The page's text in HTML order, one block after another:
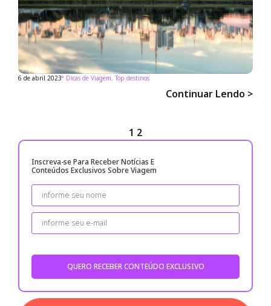
6 de abril 2023° Dicas de Viagem, Top destinos
Continuar Lendo >
1 2
Inscreva-se Para Receber Notícias E
Conteúdos Exclusivos Sobre Viagem